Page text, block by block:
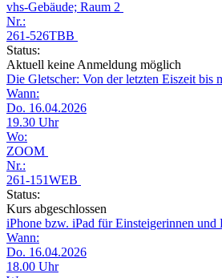
vhs-Gebäude; Raum 2
Nr.:
261-526TBB
Status:
Aktuell keine Anmeldung möglich
Die Gletscher: Von der letzten Eiszeit bis
Wann:
Do. 16.04.2026
19.30 Uhr
Wo:
ZOOM
Nr.:
261-151WEB
Status:
Kurs abgeschlossen
iPhone bzw. iPad für Einsteigerinnen und
Wann:
Do. 16.04.2026
18.00 Uhr